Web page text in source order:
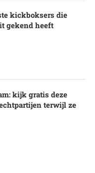
kickboksers die
gekend heeft
kijk gratis deze
terwijl ze